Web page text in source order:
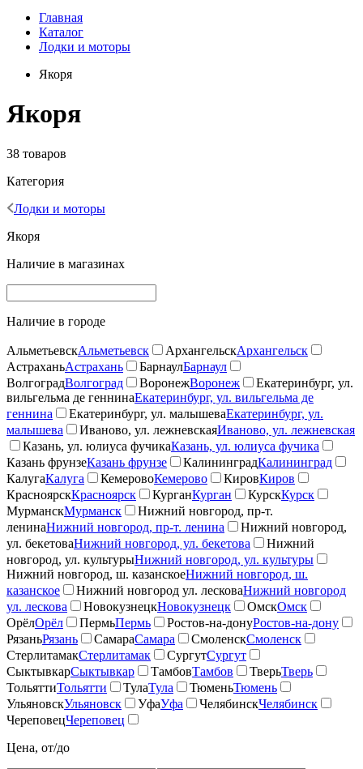
Главная
Каталог
Лодки и моторы
Якоря
Якоря
38 товаров
Категория
Лодки и моторы
Якоря
Наличие в магазинах
Наличие в городе
АльметьевскАльметьевск АрхангельскАрхангельск
АстраханьАстрахань БарнаулБарнаул
ВолгоградВолгоград ВоронежВоронеж
Екатеринбург, ул.
вильгельма де геннинаЕкатеринбург, ул. вильгельма де
геннина
Екатеринбург, ул. малышеваЕкатеринбург, ул.
малышева
Иваново, ул. лежневскаяИваново, ул. лежневская
Казань, ул. юлиуса фучикаКазань, ул. юлиуса фучика
Казань фрунзеКазань фрунзе КалининградКалининград
КалугаКалуга КемеровоКемерово КировКиров
КрасноярскКрасноярск КурганКурган КурскКурск
МурманскМурманск
Нижний новгород, пр-т.
ленинаНижний новгород, пр-т. ленина
Нижний новгород,
ул. бекетоваНижний новгород, ул. бекетова
Нижний
новгород, ул. культурыНижний новгород, ул. культуры
Нижний новгород, ш. казанскоеНижний новгород, ш.
казанское
Нижний новгород ул. лесковаНижний новгород
ул. лескова
НовокузнецкНовокузнецк ОмскОмск
ОрёлОрёл ПермьПермь Ростов-на-донуРостов-на-дону
РязаньРязань СамараСамара СмоленскСмоленск
СтерлитамакСтерлитамак СургутСургут
СыктывкарСыктывкар ТамбовТамбов ТверьТверь
ТольяттиТольятти ТулаТула ТюменьТюмень
УльяновскУльяновск УфаУфа ЧелябинскЧелябинск
ЧереповецЧереповец
Цена, от/до